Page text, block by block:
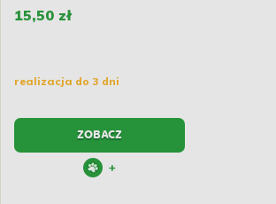
15,50 zł
realizacja do 3 dni
ZOBACZ
+